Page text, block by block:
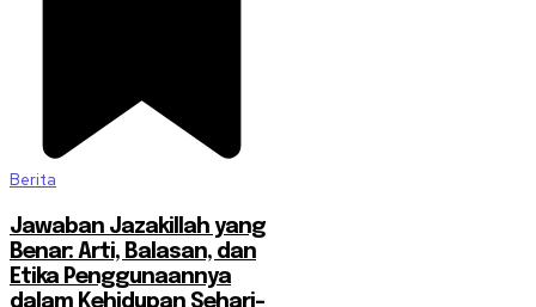
Berita
Jawaban Jazakillah yang
Benar: Arti, Balasan, dan
Etika Penggunaannya
dalam Kehidupan Sehari-